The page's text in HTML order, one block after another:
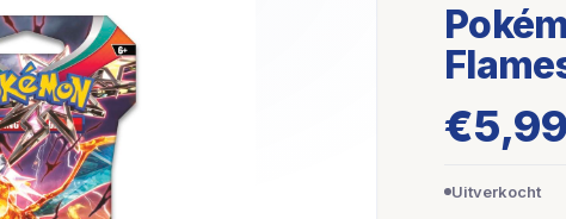
€5,99
Uitverkocht